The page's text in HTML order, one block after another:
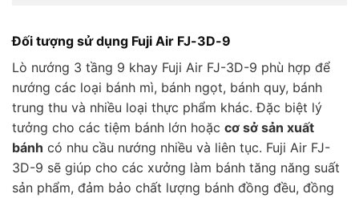
Đối tượng sử dụng Fuji Air FJ-3D-9
Lò nướng 3 tầng 9 khay Fuji Air FJ-3D-9 phù hợp để
nướng các loại bánh mì, bánh ngọt, bánh quy, bánh
trung thu và nhiều loại thực phẩm khác. Đặc biệt lý
tưởng cho các tiệm bánh lớn hoặc cơ sở sản xuất
bánh có nhu cầu nướng nhiều và liên tục. Fuji Air FJ-
3D-9 sẽ giúp cho các xưởng làm bánh tăng năng suất
sản phẩm, đảm bảo chất lượng bánh đồng đều, đồng